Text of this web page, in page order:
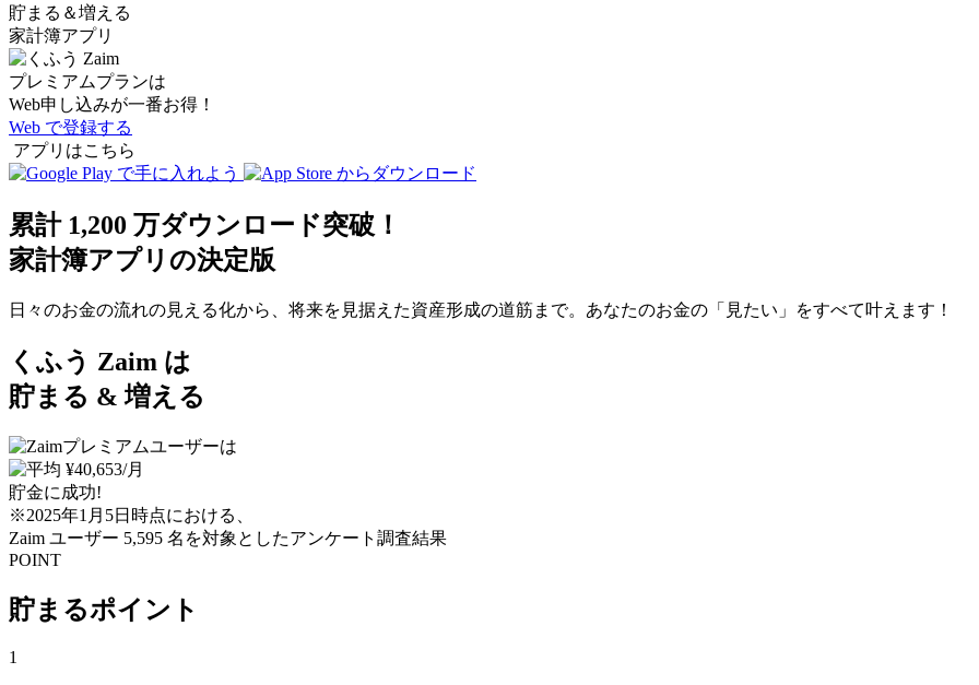
貯まる＆増える
家計簿アプリ
プレミアムプランは
Web申し込みが一番お得！
Web で登録する
アプリはこちら
累計 1,200 万ダウンロード突破！
家計簿アプリの決定版
日々のお金の流れの見える化から、将来を見据えた資産形成の道筋まで。あなたのお金の「見たい」をすべて叶えます！
くふう Zaim は
貯まる & 増える
貯金に成功!
※2025年1月5日時点における、
Zaim ユーザー 5,595 名を対象としたアンケート調査結果
POINT
貯まるポイント
1